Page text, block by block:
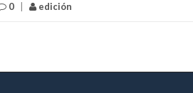
0 edición